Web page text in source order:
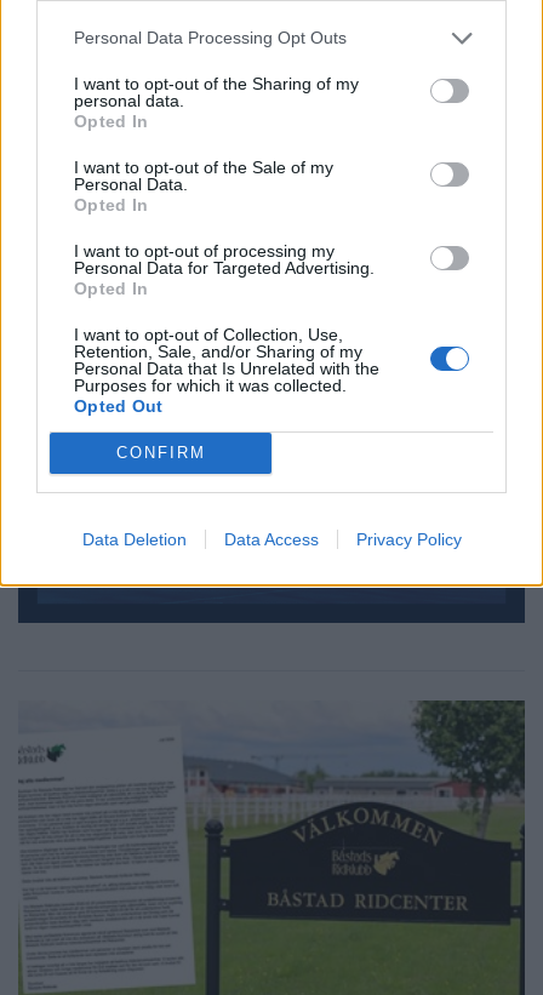
Personal Data Processing Opt Outs
I want to opt-out of the Sharing of my
personal data.
Opted In
I want to opt-out of the Sale of my
Personal Data.
Opted In
I want to opt-out of processing my
Personal Data for Targeted Advertising.
Opted In
I want to opt-out of Collection, Use,
Retention, Sale, and/or Sharing of my
Personal Data that Is Unrelated with the
Purposes for which it was collected.
Opted Out
CONFIRM
Data Deletion Data Access Privacy Policy
BÅSTAD 2026-08-05 KL. 09:00
"Det fanns inga
alternativ –
tvungna att sälja"
Nuvarande styrelse i Båstad
Ridklubb får stöd av en
Ridklubben
polisanmäld – av
har fått nog"
Båstad Ridklubbs styrelse
allt sålts av.